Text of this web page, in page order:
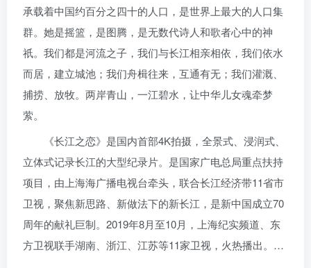
承载着中国约百分之四十的人口，是世界上最大的人口集
群。她是摇篮，是图腾，是无数代诗人和歌者心中的神
祇。我们都是河流之子，我们与长江相亲相依，我们依水
而居，建立城池；我们舟楫往来，互通有无；我们灌溉、
捕捞、放牧。两岸青山，一江碧水，让中华儿女魂牵梦
萦。
《长江之恋》是国内首部4K拍摄，全景式、浸润式、
立体式记录长江的大型纪录片。是国家广电总局重点扶持
项目，由上海海广播电视台牵头，联合长江经济带11省市
卫视，聚焦新思路、新做法下的新长江，是新中国成立70
周年的献礼巨制。2019年8月至10月，上海纪实频道、东
方卫视联手湖南、浙江、江苏等11家卫视，火热播出。…